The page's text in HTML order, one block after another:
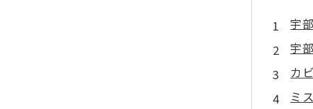
宇
宇
カ
ミ